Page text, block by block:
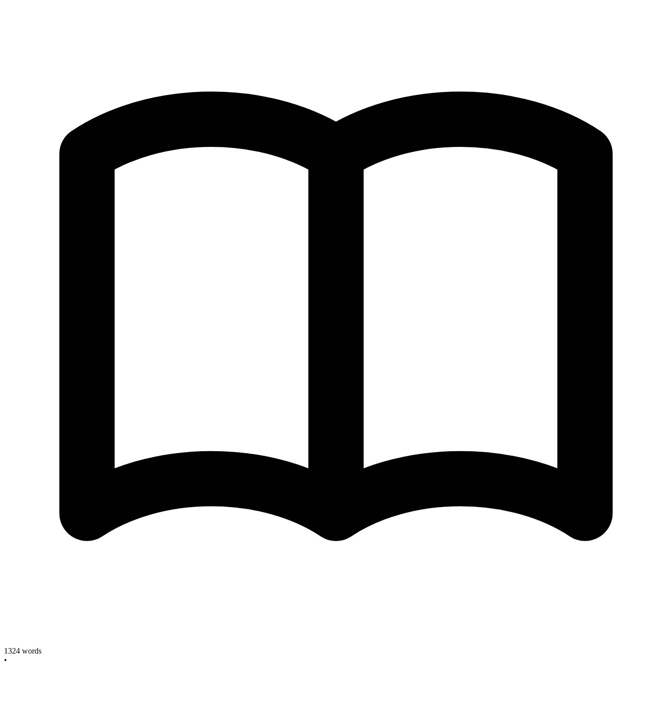
1324 words
•